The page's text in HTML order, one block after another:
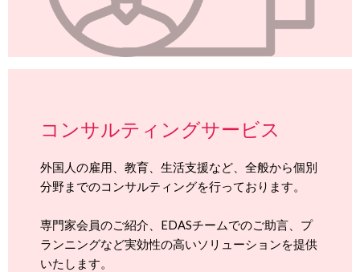
コンサルティングサービス
外国人の雇用、教育、生活支援など、全般から個別
分野までのコンサルティングを行っております。
専門家会員のご紹介、EDASチームでのご助言、プ
ランニングなど実効性の高いソリューションを提供
いたします。